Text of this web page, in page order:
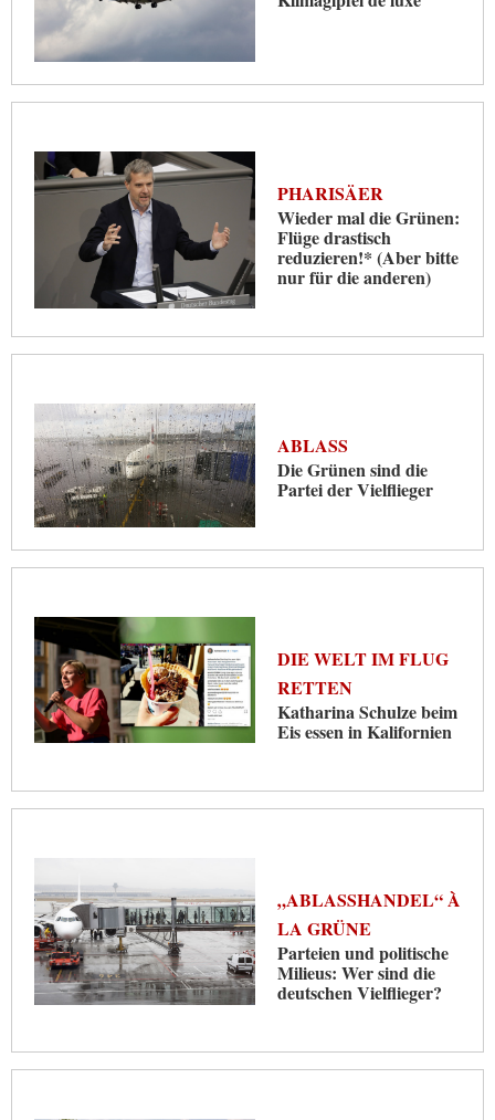
PHARISÄER
Wieder mal die Grünen:
Flüge drastisch
reduzieren!* (Aber bitte
nur für die anderen)
ABLASS
Die Grünen sind die
Partei der Vielflieger
DIE WELT IM FLUG
RETTEN
Katharina Schulze beim
Eis essen in Kalifornien
„ABLASSHANDEL“ À
LA GRÜNE
Parteien und politische
Milieus: Wer sind die
deutschen Vielflieger?